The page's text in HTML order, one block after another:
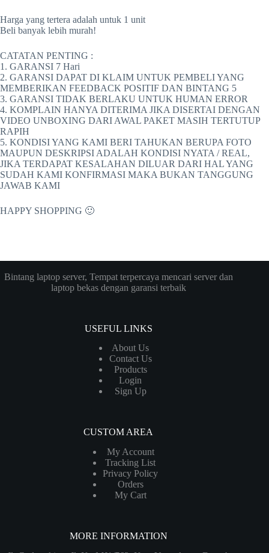
Harga yang tertera adalah untuk 1 unit
Beli banyak lebih murah!
CATATAN PENTING :
1. GARANSI 7 Hari
2. GARANSI DAPAT DI KLAIM UNTUK PEMBELI YANG
MEMBERIKAN FEEDBACK POSITIF DAN BINTANG 5
3. GARANSI TIDAK BERLAKU UNTUK HUMAN ERROR
4. KOMPLAIN HANYA DITERIMA JIKA DISERTAI DENGAN
VIDEO UNBOXING DARI AWAL PAKET MASIH TERTUTUP
RAPIH
5. KONDISI YANG KAMI BERI TAHUKAN BERUPA FOTO
MAUPUN DESKRIPSI ADALAH KONDISI NYATA / REAL,
JIKA TERDAPAT KESALAHAN DILUAR DARI HAL YANG
SUDAH KAMI KONFIRMASI MAKA BUKAN TANGGUNG
JAWAB KAMI
HAPPY SHOPPING 🙂
Bintang laptop server, Tempat terpercaya mencari server dan
laptop bekas dengan garansi terbaik
USEFUL LINKS
About Us
Contact Us
Products
Login
Sign Up
CUSTOM AREA
My Account
Tracking List
Privacy Policy
Orders
My Cart
MORE INFORMATION